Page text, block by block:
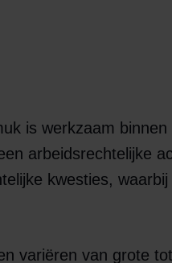
is werkzaam binnen
arbeidsrechtelijke
kwesties,
variëren van grote